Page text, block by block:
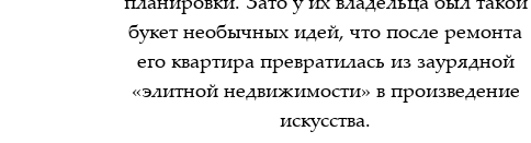
планировки. Зато у их владельца был такой
букет необычных идей, что после ремонта
его квартира превратилась из заурядной
«элитной недвижимости» в произведение
искусства.